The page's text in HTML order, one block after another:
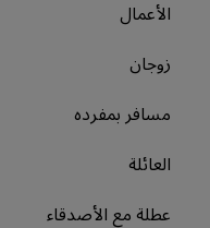
الأعمال
زوجان
مسافر بمفرده
العائلة
عطلة مع الأصدقاء